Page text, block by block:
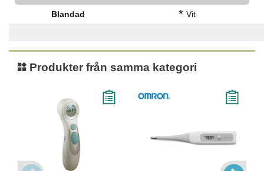
Blandad * Vit
Produkter från samma kategori